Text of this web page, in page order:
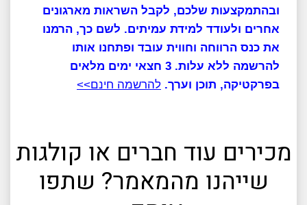
ובהתמקצעות שלכם, לקבל השראות מארגונים
אחרים ולעודד למידת עמיתים. לשם כך, הרמנו
את כנס הרווחה וחווית עובד ופתחנו אותו
להרשמה ללא עלות. 3 חצאי ימים מלאים
בפרקטיקה, תוכן וערך. להרשמה חינם>>
מכירים עוד חברים או קולגות
שייהנו מהמאמר? שתפו